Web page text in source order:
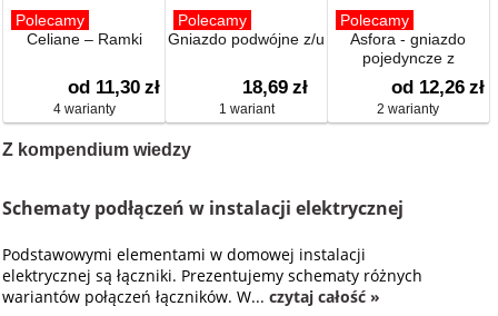
Polecamy
Celiane – Ramki
od 11,30 zł
4 warianty
Polecamy
Gniazdo podwójne z/u
18,69 zł
1 wariant
Polecamy
Asfora - gniazdo
pojedyncze z
uziemieniem
od 12,26 zł
2 warianty
Z kompendium wiedzy
Schematy podłączeń w instalacji elektrycznej
Podstawowymi elementami w domowej instalacji
elektrycznej są łączniki. Prezentujemy schematy różnych
wariantów połączeń łączników. W...czytaj całość »